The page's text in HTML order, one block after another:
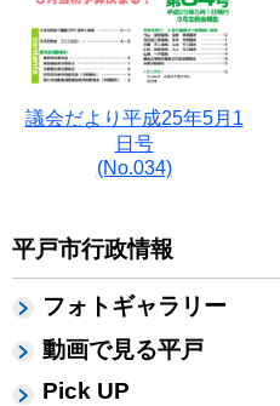
平戸市行政情報
フォトギャラリー
動画で見る平戸
Pick UP
議会だより平成25年5月1
日号
(No.034)